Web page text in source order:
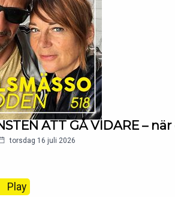
ATT GÅ VIDARE –
torsdag 16 juli 2026
Play